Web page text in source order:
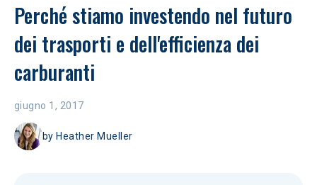
Perché stiamo investendo nel futuro
dei trasporti e dell'efficienza dei
carburanti
giugno 1, 2017
by Heather Mueller